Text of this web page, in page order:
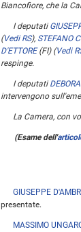
Biancofiore, che la
I deputati
(Vedi RS), STEFANO
D'ETTORE(FI) (Vedi
respinge.
I deputati
intervengono
La Camera, con
(Esame dell'
GIUSEPPE
presentate.
MASSIMO